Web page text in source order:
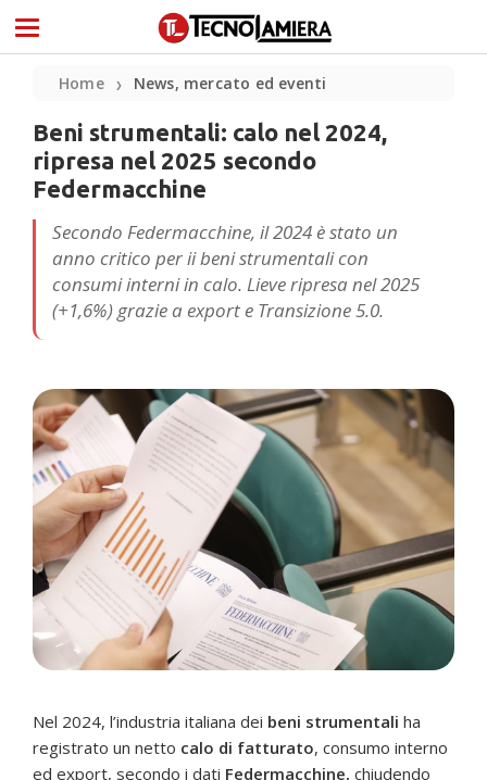
Home ❯ News, mercato ed eventi
Beni strumentali: calo nel 2024,
ripresa nel 2025 secondo
Federmacchine
Secondo Federmacchine, il 2024 è stato un
anno critico per ii beni strumentali con
consumi interni in calo. Lieve ripresa nel 2025
(+1,6%) grazie a export e Transizione 5.0.
Nel 2024, l’industria italiana dei beni strumentali ha
registrato un netto calo di fatturato, consumo interno
ed export, secondo i dati Federmacchine, chiudendo